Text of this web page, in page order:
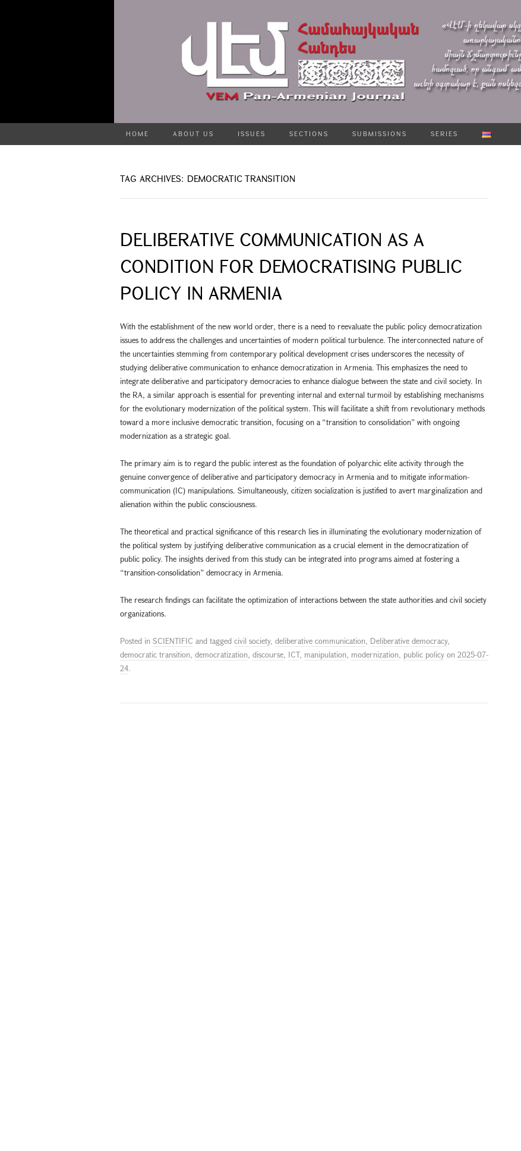
HOME ABOUT US ISSUES SECTIONS SUBMISSIONS SERIES
TAG ARCHIVES: DEMOCRATIC TRANSITION
DELIBERATIVE COMMUNICATION AS A
CONDITION FOR DEMOCRATISING PUBLIC
POLICY IN ARMENIA
With the establishment of the new world order, there is a need to reevaluate the public policy democratization
issues to address the challenges and uncertainties of modern political turbulence. The interconnected nature of
the uncertainties stemming from contemporary political development crises underscores the necessity of
studying deliberative communication to enhance democratization in Armenia. This emphasizes the need to
integrate deliberative and participatory democracies to enhance dialogue between the state and civil society. In
the RA, a similar approach is essential for preventing internal and external turmoil by establishing mechanisms
for the evolutionary modernization of the political system. This will facilitate a shift from revolutionary methods
toward a more inclusive democratic transition, focusing on a “transition to consolidation” with ongoing
modernization as a strategic goal.
The primary aim is to regard the public interest as the foundation of polyarchic elite activity through the
genuine convergence of deliberative and participatory democracy in Armenia and to mitigate information-
communication (IC) manipulations. Simultaneously, citizen socialization is justified to avert marginalization and
alienation within the public consciousness.
The theoretical and practical significance of this research lies in illuminating the evolutionary modernization of
the political system by justifying deliberative communication as a crucial element in the democratization of
public policy. The insights derived from this study can be integrated into programs aimed at fostering a
“transition-consolidation” democracy in Armenia.
The research findings can facilitate the optimization of interactions between the state authorities and civil society
organizations.
Posted in SCIENTIFIC and tagged civil society, deliberative communication, Deliberative democracy,
democratic transition, democratization, discourse, ICT, manipulation, modernization, public policy on 2025-07-
24.